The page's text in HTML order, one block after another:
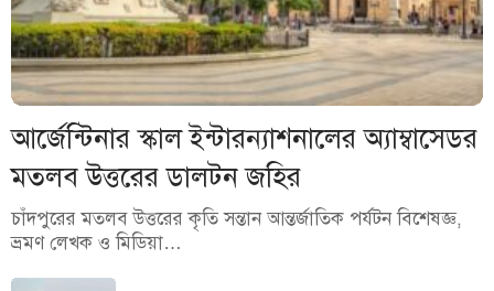
আর্জেন্টিনার স্কাল ইন্টারন্যাশনালের অ্যাম্বাসেডর
মতলব উত্তরের ডালটন জহির
চাঁদপুরের মতলব উত্তরের কৃতি সন্তান আন্তর্জাতিক পর্যটন বিশেষজ্ঞ,
ভ্রমণ লেখক ও মিডিয়া…